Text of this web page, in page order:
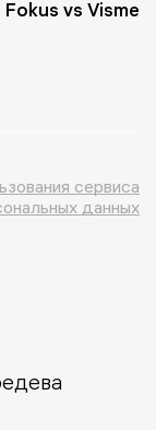
Fokus vs Visme
сервиса
данных